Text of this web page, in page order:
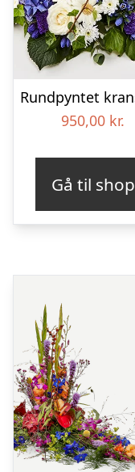
950,00 kr.
Gå til shop